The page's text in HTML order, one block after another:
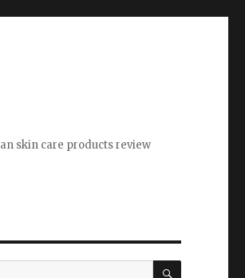
skin care products review
SEARCH